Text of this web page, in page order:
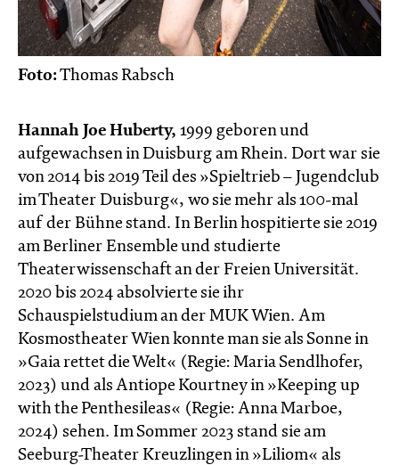
Foto:Thomas Rabsch
Hannah Joe Huberty, 1999 geboren und
aufgewachsen in Duisburg am Rhein. Dort war sie
von 2014 bis 2019 Teil des »Spieltrieb – Jugendclub
im Theater Duisburg«, wo sie mehr als 100-mal
auf der Bühne stand. In Berlin hospitierte sie 2019
am Berliner Ensemble und studierte
Theaterwissenschaft an der Freien Universität.
2020 bis 2024 absolvierte sie ihr
Schauspielstudium an der MUK Wien. Am
Kosmostheater Wien konnte man sie als Sonne in
»Gaia rettet die Welt« (Regie: Maria Sendlhofer,
2023) und als Antiope Kourtney in »Keeping up
with the Penthesileas« (Regie: Anna Marboe,
2024) sehen. Im Sommer 2023 stand sie am
Seeburg-Theater Kreuzlingen in »Liliom« als